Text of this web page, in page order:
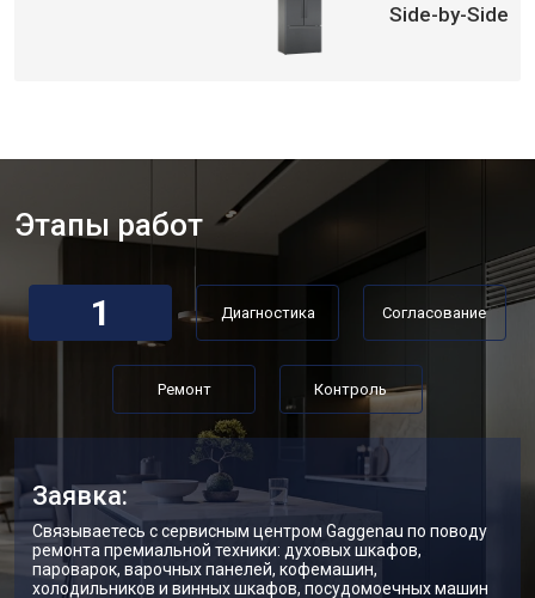
Side-by-Side
Этапы работ
1 Диагностика Согласование
Ремонт Контроль
Заявка:
Связываетесь с сервисным центром Gaggenau по поводу
ремонта премиальной техники: духовых шкафов,
пароварок, варочных панелей, кофемашин,
холодильников и винных шкафов, посудомоечных машин